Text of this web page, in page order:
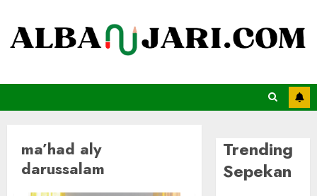
ma’had aly
darussalam
Trending
Sepekan